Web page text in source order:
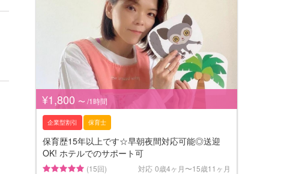
¥1,800 〜 /1時間
企業型割引 保育士
保育歴15年以上です☆早朝夜間対応可能◎送迎
OK! ホテルでのサポート可
(15回) 対応 0歳4ヶ月〜15歳11ヶ月